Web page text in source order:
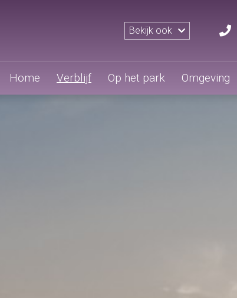
Bekijk ook
Home Verblijf Op het park Omgeving